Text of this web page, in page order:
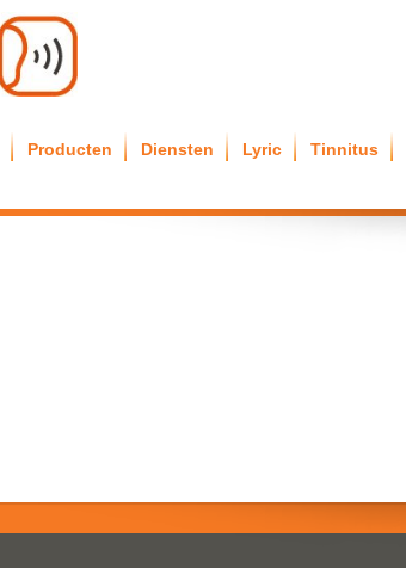
Producten Diensten Lyric Tinnitus